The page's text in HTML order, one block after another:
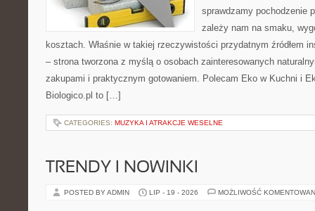
sprawdzamy pochodzenie
zależy nam na smaku,
kosztach. Właśnie w takiej rzeczywistości przydatnym źródłem
– strona tworzona z myślą o osobach zainteresowanych
zakupami i praktycznym gotowaniem. Polecam Eko w Kuchni i
Biologico.pl to […]
CATEGORIES: MUZYKA I ATRAKCJE WESELNE
TRENDY I NOWINKI
POSTED BY ADMIN LIP - 19 - 2026 MOŻLIWOŚĆ